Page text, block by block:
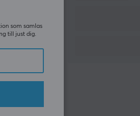
som samlas
till just dig.